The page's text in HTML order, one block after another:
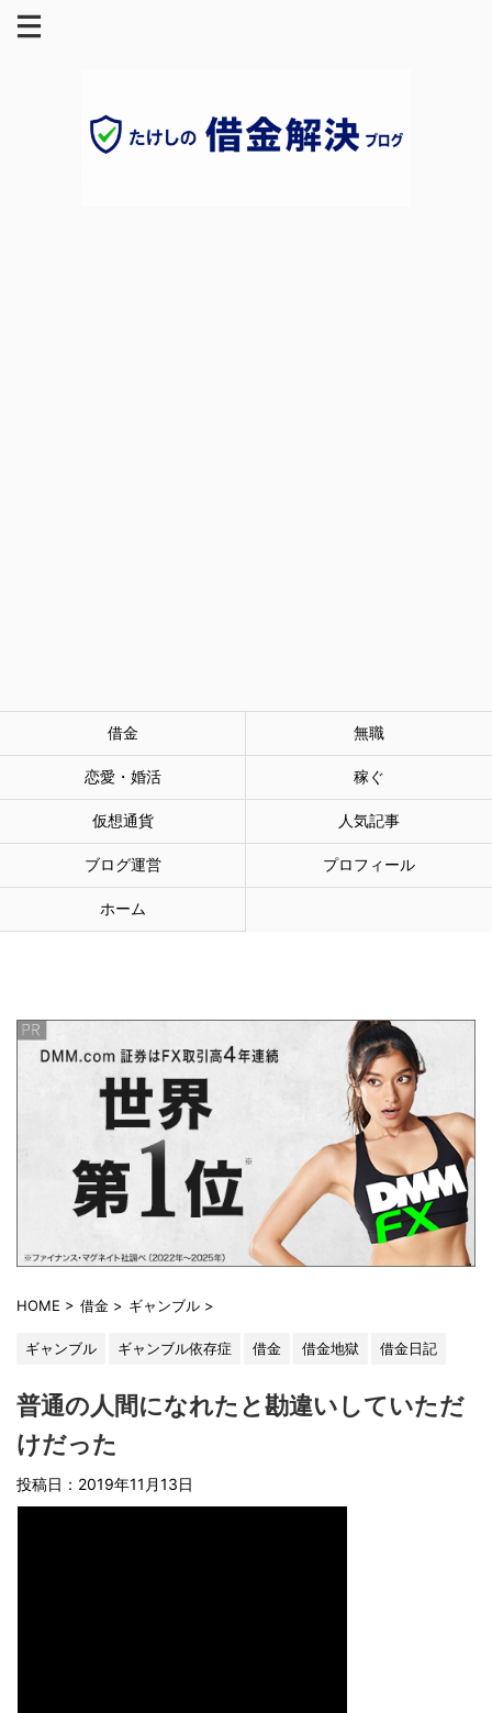
借金 無職
恋愛・婚活 稼ぐ
仮想通貨 人気記事
ブログ運営 プロフィール
ホーム
HOME > 借金 > ギャンブル >
ギャンブル ギャンブル依存症 借金 借金地獄 借金日記
普通の人間になれたと勘違いしていただ
けだった
投稿日： 2019年11月13日